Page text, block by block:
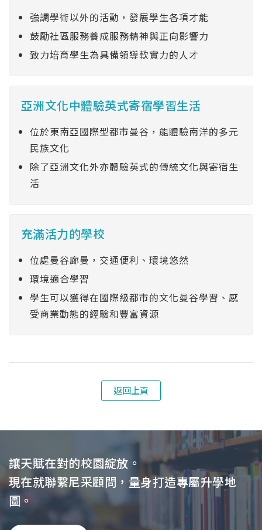
強調學術以外的活動，發展學生各項才能
鼓勵社區服務養成服務精神與正向影響力
致力培育學生為具備領導軟實力的人才
亞洲文化中體驗英式寄宿學習生活
位於東南亞國際型都市曼谷，能體驗南洋的多元
民族文化
除了亞洲文化外亦體驗英式的傳統文化與寄宿生
活
充滿活力的學校
位處曼谷廊曼，交通便利、環境悠然
環境適合學習
學生可以獲得在國際級都市的文化曼谷學習、感
受商業動態的經驗和豐富資源
返回上頁
讓天賦在對的校園綻放。
現在就聯繫尼采顧問，量身打造專屬升學地
圖。